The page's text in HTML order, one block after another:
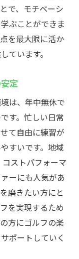
で、モチベーシ
ぶことができま
を最大限に活か
ています。
定
は、年中無休で
す。忙しい日常
て自由に練習が
すいです。地域
ストパフォーマ
ーにも人気があ
磨きたい方にと
を実現するため
方にゴルフの楽
ポートしていく